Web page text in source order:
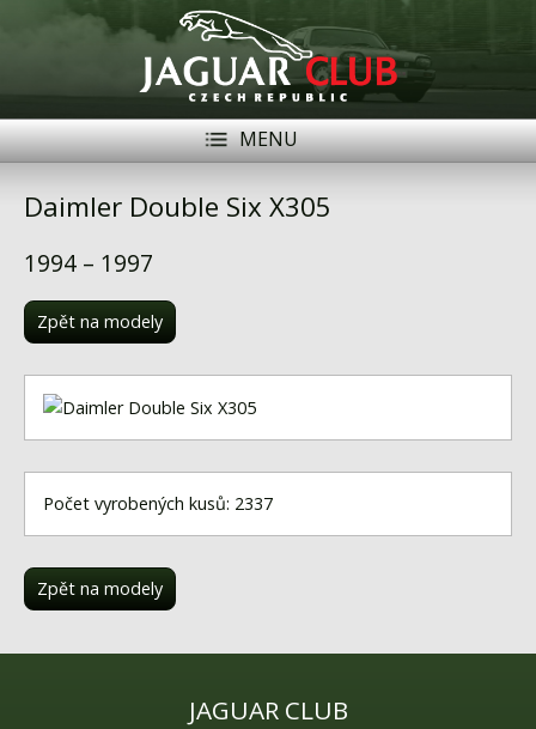
MENU
Členové
Naše vozy
Akce
Fórum
Videa
Daimler Double Six X305
1994 – 1997
Zpět na modely
Počet vyrobených kusů: 2337
Zpět na modely
JAGUAR CLUB